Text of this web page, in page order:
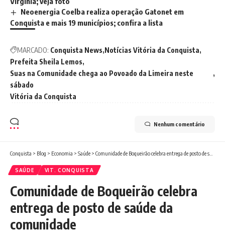
Neoenergia Coelba realiza operação Gatonet em
Conquista e mais 19 municípios; confira a lista
MARCADO: Conquista News Notícias Vitória da Conquista
Prefeita Sheila Lemos
Suas na Comunidade chega ao Povoado da Limeira neste
sábado
Vitória da Conquista
Nenhum comentário
Conquista > Blog > Economia > Saúde > Comunidade de Boqueirão celebra entrega de posto de saúde da comunidade
SAÚDE VIT. CONQUISTA
Comunidade de Boqueirão celebra
entrega de posto de saúde da
comunidade